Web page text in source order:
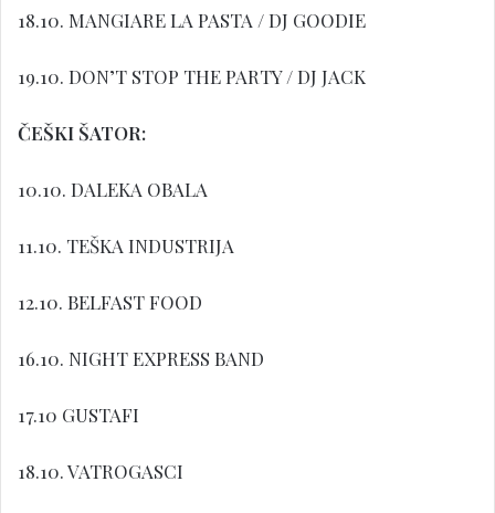
18.10. MANGIARE LA PASTA / DJ GOODIE
19.10. DON’T STOP THE PARTY / DJ JACK
ČEŠKI ŠATOR:
10.10. DALEKA OBALA
11.10. TEŠKA INDUSTRIJA
12.10. BELFAST FOOD
16.10. NIGHT EXPRESS BAND
17.10 GUSTAFI
18.10. VATROGASCI